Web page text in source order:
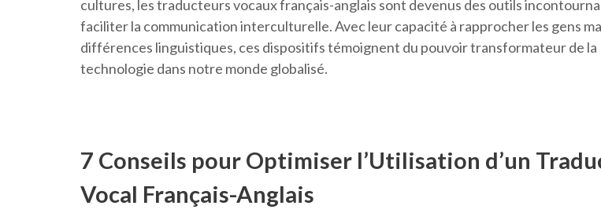
cultures, les traducteurs vocaux français-anglais sont devenus des outils
faciliter la communication interculturelle. Avec leur capacité à rapprocher les gens
différences linguistiques, ces dispositifs témoignent du pouvoir transformateur de la
technologie dans notre monde globalisé.
7 Conseils pour Optimiser l’Utilisation d’un
Vocal Français-Anglais